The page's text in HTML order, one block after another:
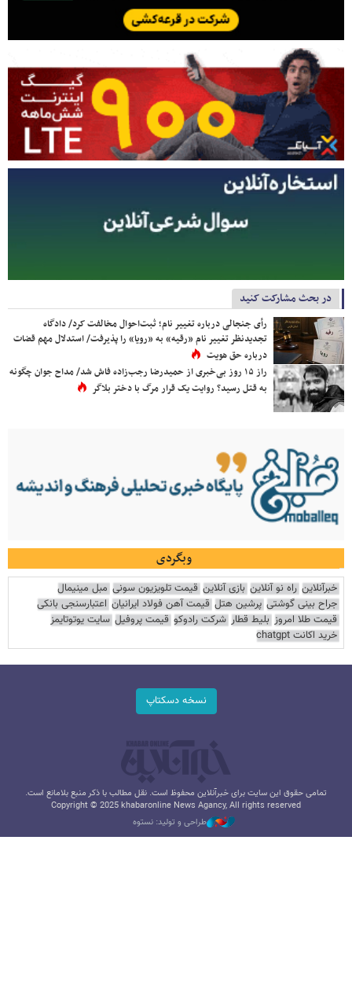
در بحث مشارکت کنید
رأی جنجالی درباره تغییر نام؛ ثبت‌احوال مخالفت کرد/ دادگاه
تجدیدنظر تغییر نام «رقیه» به «رویا» را پذیرفت/ استدلال مهم قضات
درباره حق هویت
راز ۱۵ روز بی‌خبری از حمیدرضا رجب‌زاده فاش شد/ مداح جوان چگونه
به قتل رسید؟ روایت یک قرار مرگ با دختر بلاگر
وبگردی
خبرآنلاین راه نو آنلاین بازی آنلاین قیمت تلویزیون سونی مبل مینیمال
جراح بینی گوشتی پرشین هتل قیمت آهن فولاد ایرانیان اعتبارسنجی بانکی
قیمت طلا امروز بلیط قطار شرکت رادوکو قیمت پروفیل سایت یوتوتایمز
خرید اکانت chatgpt
نسخه دسکتاپ
تمامی حقوق این سایت برای خبرآنلاین محفوظ است. نقل مطالب با ذکر منبع بلامانع است.
Copyright © 2025 khabaronline News Agancy, All rights reserved
طراحی و تولید: نستوه